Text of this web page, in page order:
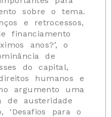
sobre o tema.
e retrocessos,
financiamento
anos?’, o
de
do capital,
humanos e
argumento uma
de austeridade
‘Desafios para o